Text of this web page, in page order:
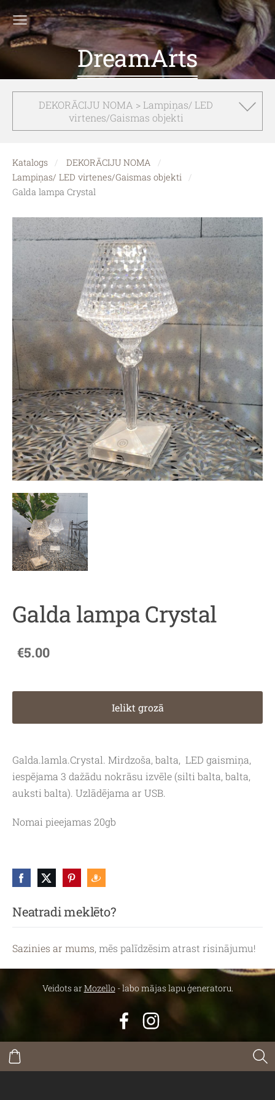
DreamArts
DEKORĀCIJU NOMA > Lampiņas/ LED
virtenes/Gaismas objekti
Neatradi meklēto?
Sazinies ar mums, mēs palīdzēsim atrast risinājumu!
Katalogs
DEKORĀCIJU NOMA
Lampiņas/ LED virtenes/Gaismas objekti
Galda lampa Crystal
Galda lampa Crystal
€5.00
Ielikt grozā
Galda.lamla.Crystal. Mirdzoša, balta, LED gaismiņa,
iespējama 3 dažādu nokrāsu izvēle (silti balta, balta,
auksti balta). Uzlādējama ar USB.
Nomai pieejamas 20gb
Veidots arMozello- labo mājas lapu ģeneratoru.